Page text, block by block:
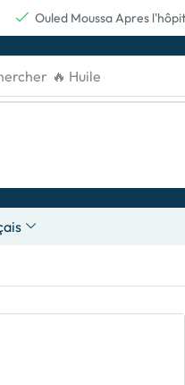
Ouled Moussa Apres
🔥 Batterie